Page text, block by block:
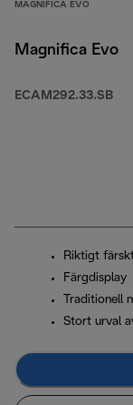
MAGNIFICA EVO
Magnifica Evo
ECAM292.33.SB
Riktigt
Färgdisplay
Traditionell
Stort urval